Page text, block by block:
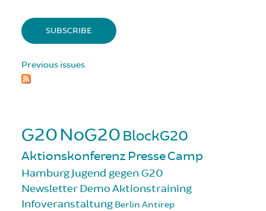
Previous issues
G20NoG20 BlockG20
Aktionskonferenz PresseCamp
HamburgJugend gegen G20
NewsletterDemoAktionstraining
Infoveranstaltung Berlin Antirep